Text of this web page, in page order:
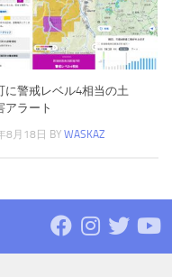
に警戒レベル4相当の土
アラート
8月18日 BY WASKAZ